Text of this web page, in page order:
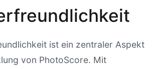
ist ein zentraler Aspekt
von PhotoScore. Mit